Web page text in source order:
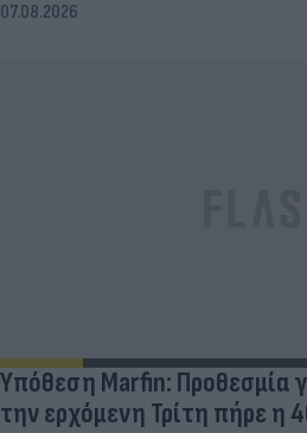
07.08.2026
Υπόθεση Marfin: Προθεσμία
την ερχόμενη Τρίτη πήρε η